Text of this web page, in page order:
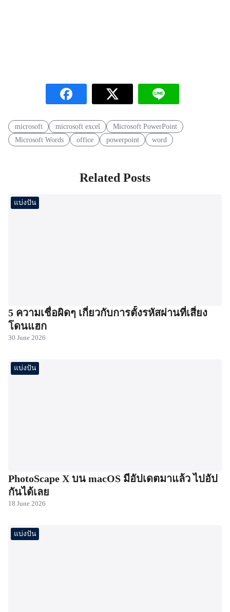
microsoft microsoft excel
Microsoft PowerPoint
Microsoft Words
office powerpoint word
Related Posts
แบ่งปัน
5 ความเชื่อผิดๆ เกี่ยวกับการตั้งรหัสผ่านที่เสี่ยง
โดนแฮก
30 June 2026
แบ่งปัน
PhotoScape X บน macOS มีอัปเดตมาแล้ว ไปอัป
กันได้เลย
18 June 2026
แบ่งปัน